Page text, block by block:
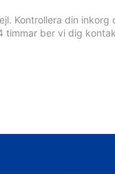
Kontrollera din inkorg
timmar ber vi dig